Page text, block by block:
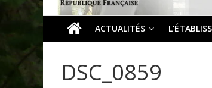
ACTUALITÉS
DSC_0859